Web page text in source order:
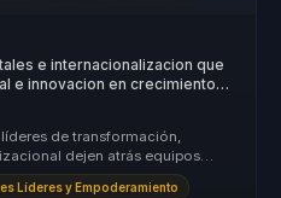
e internacionalizacion que
e innovacion en crecimiento
de transformación,
dejen atrás equipos
Líderes y Empoderamiento